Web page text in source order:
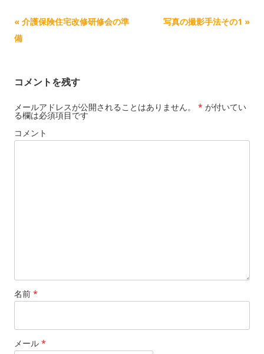
記事ナビゲーション
« 介護保険住宅改修研修会の準
備
写真の撮影手法その1 »
コメントを残す
メールアドレスが公開されることはありません。 * が付いてい
る欄は必須項目です
コメント
名前 *
メール *